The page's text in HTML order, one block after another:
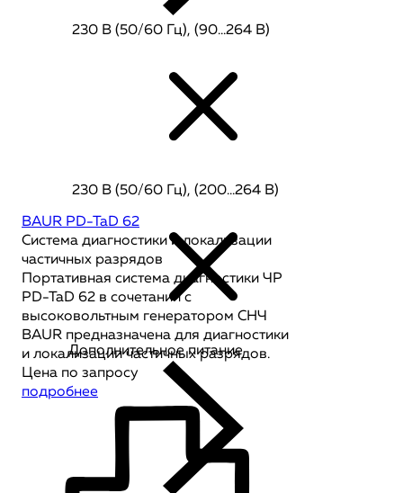
BAUR PD-TaD 62
Система диагностики и локализации
частичных разрядов
Портативная система диагностики ЧР
PD-TaD 62 в сочетании с
высоковольтным генератором СНЧ
BAUR предназначена для диагностики
и локализации частичных разрядов.
Цена по запросу
подробнее
230 В (50/60 Гц), (90…264 В)
230 В (50/60 Гц), (200…264 В)
Дополнительное питание